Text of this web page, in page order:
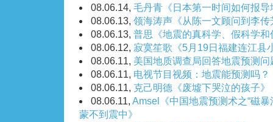
08.06.14, 毛丹青《日本第一时间如何报导
08.06.13, 领海涛声《从陈一文顾问到李传
08.06.13, 普思《地震的真科学、假科学和
08.06.12, 寂寞笙歌《5月19日福建连江县
08.06.11, 美国地质调查局回答地震预测
08.06.11, 电视节目视频：地震能预测吗？
08.06.11, 克己明德《废墟下哭泣的孩子》
08.06.11, Amsel《中国地震预测术之“磁
蒙不到震中》